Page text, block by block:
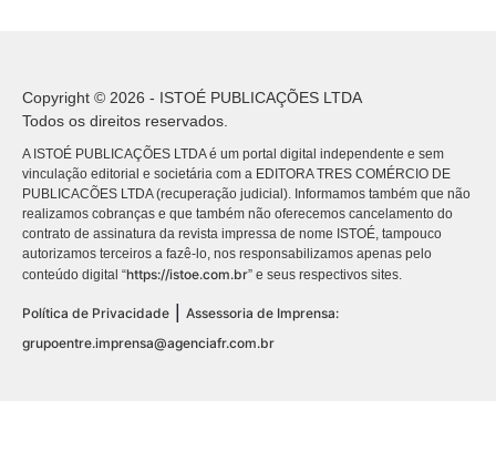
Copyright © 2026 - ISTOÉ PUBLICAÇÕES LTDA
Todos os direitos reservados.
A ISTOÉ PUBLICAÇÕES LTDA é um portal digital independente e sem
vinculação editorial e societária com a EDITORA TRES COMÉRCIO DE
PUBLICACÕES LTDA (recuperação judicial). Informamos também que não
realizamos cobranças e que também não oferecemos cancelamento do
contrato de assinatura da revista impressa de nome ISTOÉ, tampouco
autorizamos terceiros a fazê-lo, nos responsabilizamos apenas pelo
conteúdo digital “https://istoe.com.br” e seus respectivos sites.
Política de Privacidade
Assessoria de Imprensa:
grupoentre.imprensa@agenciafr.com.br